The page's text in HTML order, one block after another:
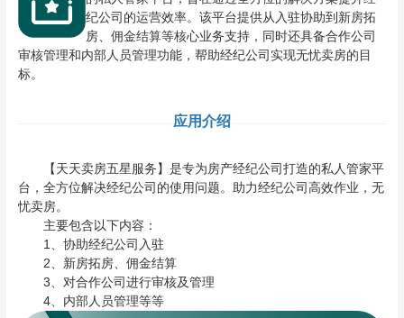
纪公司的运营效率。该平台提供从入驻协助到新房拓
房、佣金结算等核心业务支持，同时还具备合作公司
审核管理和内部人员管理功能，帮助经纪公司实现无忧卖房的目
标。
应用介绍
【天天卖房五星服务】是专为房产经纪公司打造的私人管家平
台，全方位解决经纪公司的使用问题。助力经纪公司高效作业，无
忧卖房。
主要包含以下内容：
1、协助经纪公司入驻
2、新房拓房、佣金结算
3、对合作公司进行审核及管理
4、内部人员管理等等